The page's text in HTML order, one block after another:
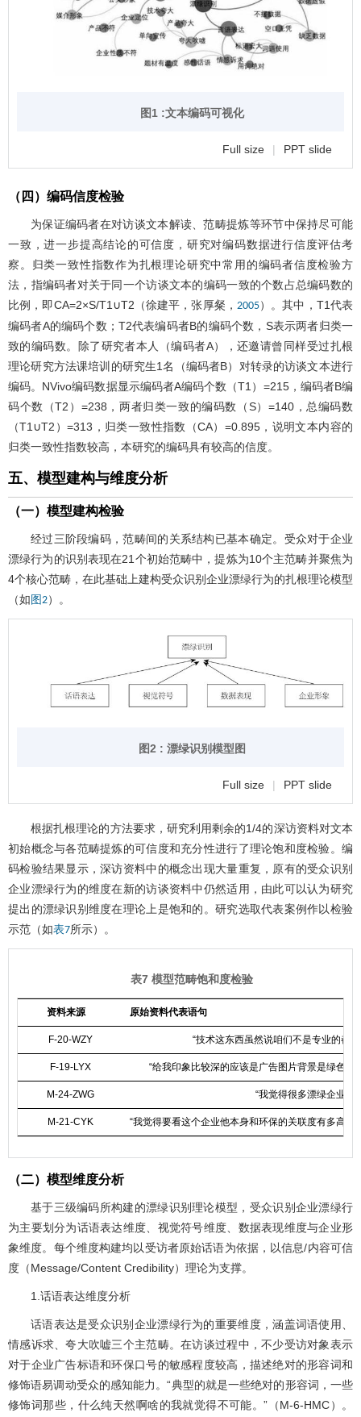
图1 :文本编码可视化
Full size | PPT slide
（四）编码信度检验
为保证编码者在对访谈文本解读、范畴提炼等环节中保持尽可能
一致，进一步提高结论的可信度，研究对编码数据进行信度评估考
察。归类一致性指数作为扎根理论研究中常用的编码者信度检验方
法，指编码者对关于同一个访谈文本的编码一致的个数占总编码数的
比例，即CA=2×S/T1∪T2（徐建平，张厚粲， 2005）。其中，T1代表
编码者A的编码个数；T2代表编码者B的编码个数，S表示两者归类一
致的编码数。除了研究者本人（编码者A），还邀请曾同样受过扎根
理论研究方法课培训的研究生1名（编码者B）对转录的访谈文本进行
编码。NVivo编码数据显示编码者A编码个数（T1）=215，编码者B编
码个数（T2）=238，两者归类一致的编码数（S）=140，总编码数
（T1∪T2）=313，归类一致性指数（CA）=0.895，说明文本内容的
归类一致性指数较高，本研究的编码具有较高的信度。
五、模型建构与维度分析
（一）模型建构检验
经过三阶段编码，范畴间的关系结构已基本确定。受众对于企业
漂绿行为的识别表现在21个初始范畴中，提炼为10个主范畴并聚焦为
4个核心范畴，在此基础上建构受众识别企业漂绿行为的扎根理论模型
（如 图2）。
图2 : 漂绿识别模型图
Full size | PPT slide
根据扎根理论的方法要求，研究利用剩余的1/4的深访资料对文本
初始概念与各范畴提炼的可信度和充分性进行了理论饱和度检验。编
码检验结果显示，深访资料中的概念出现大量重复，原有的受众识别
企业漂绿行为的维度在新的访谈资料中仍然适用，由此可以认为研究
提出的漂绿识别维度在理论上是饱和的。研究选取代表案例作以检验
示范（如表7所示）。
表7 模型范畴饱和度检验
资料来源 原始资料代表语句
F-20-WZY “技术这东西虽然说咱们不是专业的都
F-19-LYX “给我印象比较深的应该是广告图片背景是绿色
M-24-ZWG “我觉得很多漂绿企业被
M-21-CYK “我觉得要看这个企业他本身和环保的关联度有多高
（二）模型维度分析
基于三级编码所构建的漂绿识别理论模型，受众识别企业漂绿行
为主要划分为话语表达维度、视觉符号维度、数据表现维度与企业形
象维度。每个维度构建均以受访者原始话语为依据，以信息/内容可信
度（Message/Content Credibility）理论为支撑。
1.话语表达维度分析
话语表达是受众识别企业漂绿行为的重要维度，涵盖词语使用、
情感诉求、夸大吹嘘三个主范畴。在访谈过程中，不少受访对象表示
对于企业广告标语和环保口号的敏感程度较高，描述绝对的形容词和
修饰语易调动受众的感知能力。“典型的就是一些绝对的形容词，一些
修饰词那些，什么纯天然啊啥的我就觉得不可能。”（M-6-HMC）。